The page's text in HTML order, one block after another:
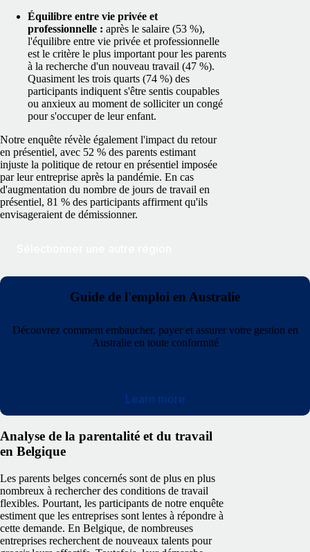
Équilibre entre vie privée et
professionnelle : après le salaire (53 %),
l'équilibre entre vie privée et professionnelle
est le critère le plus important pour les parents
à la recherche d'un nouveau travail (47 %).
Quasiment les trois quarts (74 %) des
participants indiquent s'être sentis coupables
ou anxieux au moment de solliciter un congé
pour s'occuper de leur enfant.
Notre enquête révèle également l'impact du retour
en présentiel, avec 52 % des parents estimant
injuste la politique de retour en présentiel imposée
par leur entreprise après la pandémie. En cas
d'augmentation du nombre de jours de travail en
présentiel, 81 % des participants affirment qu'ils
envisageraient de démissionner.
Guide de l'emploi en Australie
Découvrez comment embaucher, payer et assurer votre gestion en
Australie en toute conformité
Learn more
Analyse de la parentalité et du travail
en Belgique
Les parents belges concernés sont de plus en plus
nombreux à rechercher des conditions de travail
flexibles. Pourtant, les participants de notre enquête
estiment que les entreprises sont lentes à répondre à
cette demande. En Belgique, de nombreuses
entreprises recherchent de nouveaux talents pour